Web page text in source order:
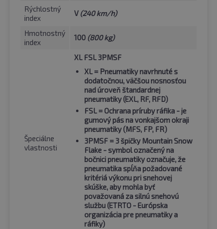
Rýchlostný
index
V(240 km/h)
Hmotnostný
index
100 (800 kg)
Špeciálne
vlastnosti
XL FSL 3PMSF
XL= Pneumatiky navrhnuté s
dodatočnou, väčšou nosnosťou
nad úroveň štandardnej
pneumatiky (EXL, RF, RFD)
FSL= Ochrana príruby ráfika - je
gumový pás na vonkajšom okraji
pneumatiky (MFS, FP, FR)
3PMSF = 3 špičky Mountain Snow
Flake - symbol označený na
bočnici pneumatiky označuje, že
pneumatika spĺňa požadované
kritériá výkonu pri snehovej
skúške, aby mohla byť
považovaná za silnú snehovú
službu (ETRTO - Európska
organizácia pre pneumatiky a
ráfiky)